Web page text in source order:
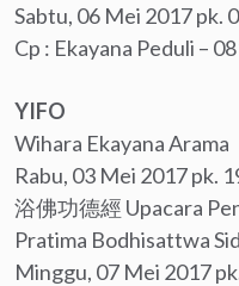
Sabtu, 06 Mei 2017 pk.
Cp : Ekayana Peduli –
YIFO
Wihara Ekayana Arama
Rabu, 03 Mei 2017 pk.
浴佛功德經 Upacara
Pratima Bodhisattwa
Minggu, 07 Mei 2017